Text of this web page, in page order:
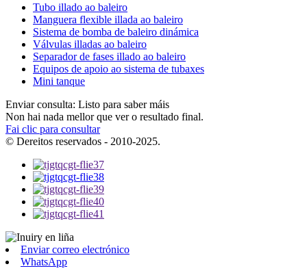
Tubo illado ao baleiro
Manguera flexible illada ao baleiro
Sistema de bomba de baleiro dinámica
Válvulas illadas ao baleiro
Separador de fases illado ao baleiro
Equipos de apoio ao sistema de tubaxes
Mini tanque
Enviar consulta: Listo para saber máis
Non hai nada mellor que ver o resultado final.
Fai clic para consultar
© Dereitos reservados - 2010-2025.
Enviar correo electrónico
WhatsApp